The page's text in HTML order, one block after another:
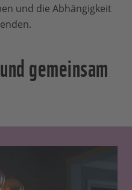
und die Abhängigkeit
gemeinsam